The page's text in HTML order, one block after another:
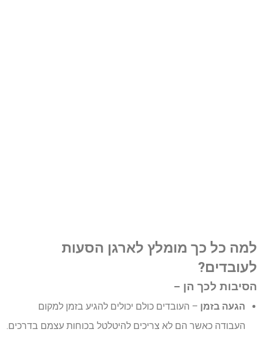
למה כל כך מומלץ לארגן הסעות
לעובדים?
הסיבות לכך הן –
הגעה בזמן – העובדים כולם יכולים להגיע בזמן למקום
העבודה כאשר הם לא צריכים להיטלטל בכוחות עצמם בדרכים.